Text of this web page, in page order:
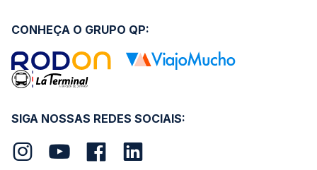
SIGA NOSSAS REDES SOCIAIS:
CONHEÇA O GRUPO QP: